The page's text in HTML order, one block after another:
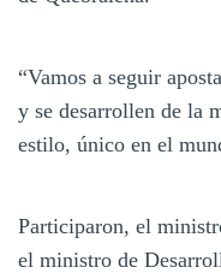
“Vamos a seguir
y se desarrollen de la
estilo, único en el
Participaron, el
el ministro de